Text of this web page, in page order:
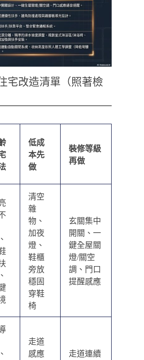
宅改造清單（照著檢
低成
本先
做
裝修等級
再做
清空
雜
物、
加夜
燈、
鞋櫃
旁放
穩固
穿鞋
椅
玄關集中
開關、一
鍵全屋關
燈/關空
調、門口
提醒感應
走道
感應
走道連續